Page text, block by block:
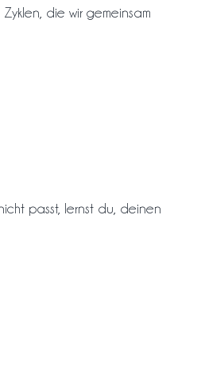
die wir gemeinsam
passt, lernst du, deinen